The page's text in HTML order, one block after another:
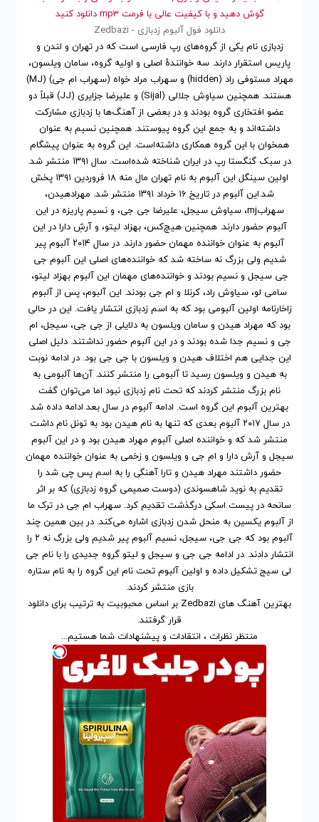
گوش دهید و با کیفیت عالی با فرمت mp3 دانلود کنید
دانلود فول آلبوم زدبازی - Zedbazi
زدبازی نام یکی از گروه‌های رپ فارسی است که در تهران و لندن و
پاریس استقرار دارند. سه خوانندهٔ اصلی و اولیه گروه، سامان ویلسون،
مهراد مستوفی راد (hidden) و سهراب مراد خواه (سهراب ام جی) (MJ)
هستند. همچنین سیاوش جلالی (Sijal) و علیرضا جزایری (JJ) قبلاً دو
عضو افتخاری گروه بودند و در بعضی از آهنگ‌ها با زدبازی مشارکت
داشته‌اند و به جمع این گروه پیوستند. همچنین نسیم به عنوان
همخوان با این گروه همکاری داشته‌است. این گروه به عنوان پیشگام
در سبک گنگستا رپ در ایران شناخته شده‌است. سال ۱۳۹۱ منتشر شد.
اولین سینگل این آلبوم به نام تهران مال منه ۱۸ فروردین ۱۳۹۱ پخش
شد.این آلبوم در تاریخ ۱۶ خرداد ۱۳۹۱ منتشر شد. مهرادهیدن،
سهرابmj، سیاوش سیجل، علیرضا جی جی، و نسیم پاریزه در این
آلبوم حضور دارند. همچنین هیچ‌کس، بهزاد لیتو، و آرشِ دارا در این
آلبوم به عنوان خواننده مهمان حضور دارند. در سال ۲۰۱۴ آلبوم پیر
شدیم ولی بزرگ نه ساخته شد که خواننده‌های اصلی این آلبوم جی
جی سیجل و نسیم بودند و خواننده‌های مهمان این آلبوم بهزاد لیتو،
سامی لو، سیاوش راد، کرنلا و ام جی بودند. این آلبوم، پس از آلبوم
زاخارنامه اولین آلبومی بود که به اسم زدبازی انتشار یافت. این در حالی
بود که مهراد هیدن و سامان ویلسون به دلایلی از جی جی، سیجل، ام
جی و نسیم جدا شده بودند و در این آلبوم حضور نداشتند. دلیل اصلی
این جدایی هم اختلاف هیدن و ویلسون با جی جی بود. در ادامه نوبت
به هیدن و ویلسون رسید تا آلبومی را منتشر کنند. آن‌ها آلبومی به
نام بزرگ منتشر کردند که تحت نام زدبازی نبود اما می‌توان گفت
بهترین آلبوم این گروه است. ادامه آلبوم در سال بعد ادامه داده شد
در سال ۲۰۱۷ آلبوم بعدی که تنها به نام هیدن بود به تونل نام داشت
منتشر شد که و خواننده اصلی آلبوم مهراد هیدن بود و در این آلبوم
سیجل و آرش دارا و ام جی و ویلسون و زخمی به عنوان خواننده مهمان
حضور داشتند مهراد هیدن و تارا آهنگی را به اسم پس چی شد را
تقدیم به نوید شاهسوندی (دوست صمیمی گروه زدبازی) که بر اثر
سانحه در پیست اسکی درگذشت تقدیم کرد. سهراب ام جی در ترک ما
از آلبوم یکسین به منحل شدن زدبازی اشاره می‌کند. در بین همین چند
آلبوم بود که جی جی، سیجل، نسیم آلبوم پیر شدیم ولی بزرگ نه ۲ را
انتشار دادند. در ادامه جی جی و سیجل و لیتو گروه جدیدی را با نام جی
لی سیج تشکیل داده و اولین آلبوم تحت نام این گروه را به نام ستاره
بازی منتشر کردند.
بهترین آهنگ های Zedbazi
بر اساس محبوبیتبه ترتیب برایدانلود
قرار گرفتند.
منتظر نظرات ، انتقادات و پیشنهادات شما هستیم...